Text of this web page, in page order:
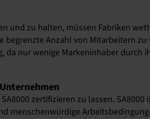
und zu halten, müssen Fabriken
Anzahl von Mitarbeitern
da nur wenige Markeninhaber durch
zertifizieren zu lassen.
menschenwürdige